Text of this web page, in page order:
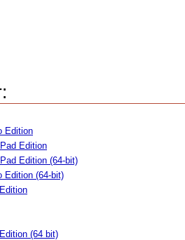
Edition
Edition
Edition (64-bit)
Edition (64-bit)
(64 bit)